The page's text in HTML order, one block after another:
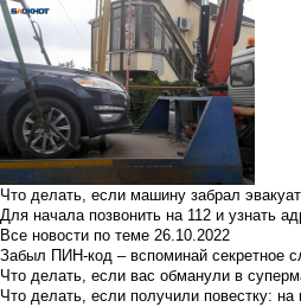
Что делать, если машину забрал
Для начала позвонить на 112 и узнать
Все новости по теме 26.10.2022
Забыл ПИН-код – вспоминай секретное
Что делать, если вас обманули в
Что делать, если получили повестку: